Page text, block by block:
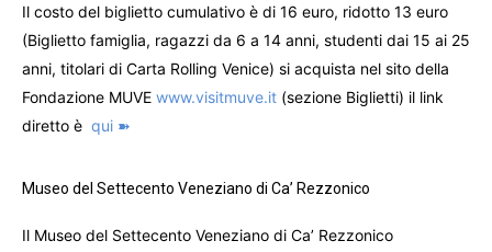
Il costo del biglietto cumulativo è di 16 euro, ridotto 13 euro
(Biglietto famiglia, ragazzi da 6 a 14 anni, studenti dai 15 ai 25
anni, titolari di Carta Rolling Venice) si acquista nel sito della
Fondazione MUVE www.visitmuve.it (sezione Biglietti) il link
diretto è qui ➽
Museo del Settecento Veneziano di Ca’ Rezzonico
Il Museo del Settecento Veneziano di Ca’ Rezzonico